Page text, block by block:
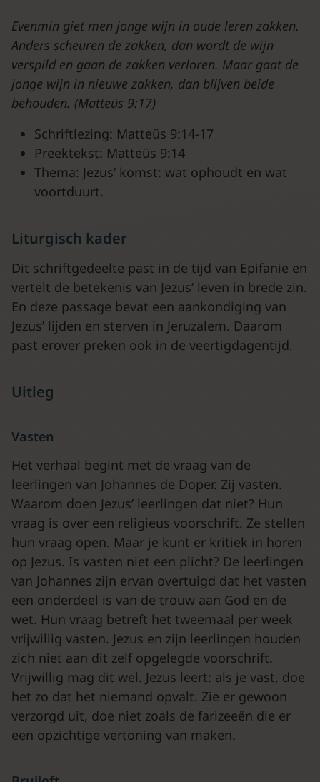
Evenmin giet men jonge wijn in oude leren zakken.
Anders scheuren de zakken, dan wordt de wijn
verspild en gaan de zakken verloren. Maar gaat de
jonge wijn in nieuwe zakken, dan blijven beide
behouden. (Matteüs 9:17)
Schriftlezing: Matteüs 9:14-17
Preektekst: Matteüs 9:14
Thema: Jezus’ komst: wat ophoudt en wat
voortduurt.
Liturgisch kader
Dit schriftgedeelte past in de tijd van Epifanie en
vertelt de betekenis van Jezus’ leven in brede zin.
En deze passage bevat een aankondiging van
Jezus’ lijden en sterven in Jeruzalem. Daarom
past erover preken ook in de veertigdagentijd.
Uitleg
Vasten
Het verhaal begint met de vraag van de
leerlingen van Johannes de Doper. Zij vasten.
Waarom doen Jezus’ leerlingen dat niet? Hun
vraag is over een religieus voorschrift. Ze stellen
hun vraag open. Maar je kunt er kritiek in horen
op Jezus. Is vasten niet een plicht? De leerlingen
van Johannes zijn ervan overtuigd dat het vasten
een onderdeel is van de trouw aan God en de
wet. Hun vraag betreft het tweemaal per week
vrijwillig vasten. Jezus en zijn leerlingen houden
zich niet aan dit zelf opgelegde voorschrift.
Vrijwillig mag dit wel. Jezus leert: als je vast, doe
het zo dat het niemand opvalt. Zie er gewoon
verzorgd uit, doe niet zoals de farizeeën die er
een opzichtige vertoning van maken.